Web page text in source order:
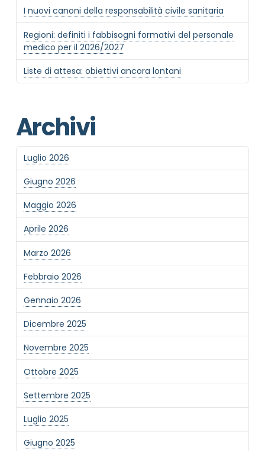
I nuovi canoni della responsabilità civile sanitaria
Regioni: definiti i fabbisogni formativi del personale
medico per il 2026/2027
Liste di attesa: obiettivi ancora lontani
Archivi
Luglio 2026
Giugno 2026
Maggio 2026
Aprile 2026
Marzo 2026
Febbraio 2026
Gennaio 2026
Dicembre 2025
Novembre 2025
Ottobre 2025
Settembre 2025
Luglio 2025
Giugno 2025